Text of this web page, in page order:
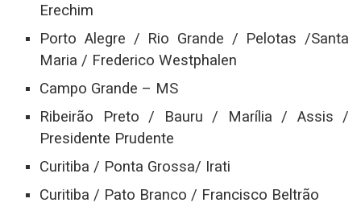
Erechim
Porto Alegre / Rio Grande / Pelotas /Santa
Maria / Frederico Westphalen
Campo Grande – MS
Ribeirão Preto / Bauru / Marília / Assis /
Presidente Prudente
Curitiba / Ponta Grossa/ Irati
Curitiba / Pato Branco / Francisco Beltrão